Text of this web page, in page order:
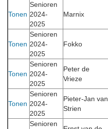
Tonen
Senioren
2024-
2025
Marnix
Tonen
Senioren
2024-
2025
Fokko
Tonen
Senioren
2024-
2025
Peter de
Vrieze
Tonen
Senioren
2024-
2025
Pieter-Jan van
Strien
Senioren